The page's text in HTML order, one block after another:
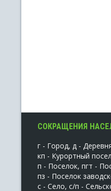
СОКРАЩЕНИЯ
г - Город, д -
кп - Курортный
п - Поселок, пгт -
пз - Поселок
с - Село, с/п -